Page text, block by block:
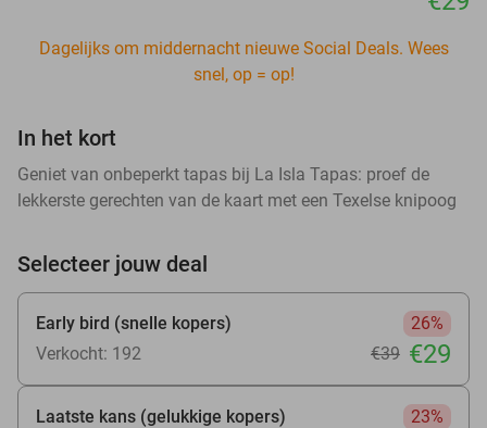
Dagelijks om middernacht nieuwe Social Deals. Wees
snel, op = op!
In het kort
Geniet van onbeperkt tapas bij La Isla Tapas: proef de
lekkerste gerechten van de kaart met een Texelse knipoog
Selecteer jouw deal
Early bird (snelle kopers)
26%
Verkocht: 192
€39 €29
Laatste kans (gelukkige kopers)
23%